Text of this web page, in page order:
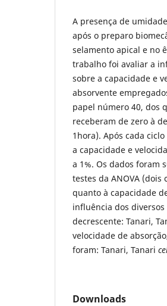
A presença de
após o preparo
selamento apical e no
trabalho foi avaliar a
sobre a capacidade e
absorvente
papel número 40, dos
receberam de zero à
1hora). Após cada
a capacidade e
a 1%. Os dados foram
testes da ANOVA (dois
quanto à capacidade
influência dos
decrescente: Tanari,
velocidade de
foram: Tanari, Tanari
Downloads